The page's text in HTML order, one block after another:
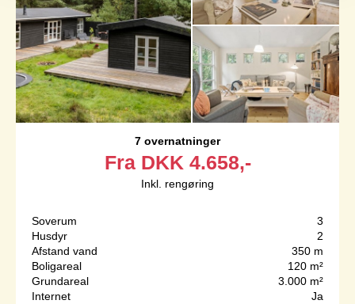
7 overnatninger
Fra DKK 4.658,-
Inkl. rengøring
Soverum
3
Husdyr
2
Afstand vand
350 m
Boligareal
120 m²
Grundareal
3.000 m²
Internet
Ja